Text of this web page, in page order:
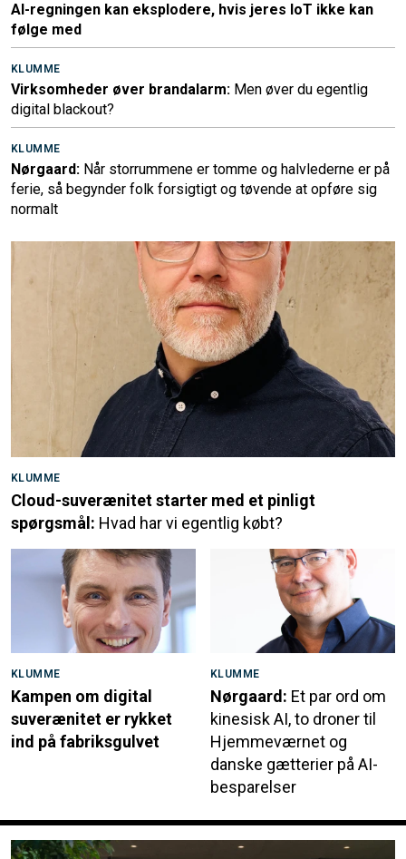
AI-regningen kan eksplodere, hvis jeres IoT ikke kan
følge med
KLUMME
Virksomheder øver brandalarm: Men øver du egentlig
digital blackout?
KLUMME
Nørgaard: Når storrummene er tomme og halvlederne er på
ferie, så begynder folk forsigtigt og tøvende at opføre sig
normalt
KLUMME
Cloud-suverænitet starter med et pinligt
spørgsmål: Hvad har vi egentlig købt?
KLUMME
Kampen om digital
suverænitet er rykket
ind på fabriksgulvet
KLUMME
Nørgaard: Et par ord om
kinesisk AI, to droner til
Hjemmeværnet og
danske gætterier på AI-
besparelser